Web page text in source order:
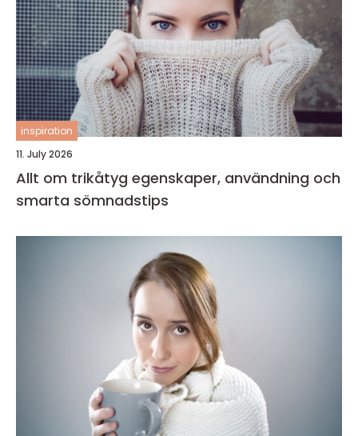
inspiration
11. July 2026
Allt om trikåtyg egenskaper, användning och
smarta sömnadstips